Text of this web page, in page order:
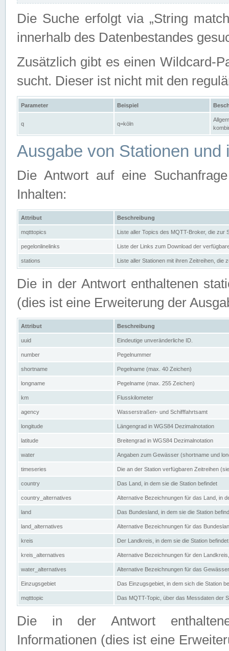
Die Suche erfolgt via „String
innerhalb des Datenbestandes
Zusätzlich gibt es einen Wildcard-
sucht. Dieser ist nicht mit den
Parameter Beispiel
q q=köln
Ausgabe von Stationen und
Die Antwort auf eine
Inhalten:
Attribut Beschreibung
mqtttopics Liste aller Topics des MQTT-Broker, die zur
pegelonlinelinks Liste der Links zum Download der
stations Liste aller Stationen mit ihren Zeitreihen, die
Die in der Antwort enthaltenen
(dies ist eine Erweiterung der
Attribut Beschreibung
uuid Eindeutige unveränderliche ID.
number Pegelnummer
shortname Pegelname (max. 40 Zeichen)
longname Pegelname (max. 255 Zeichen)
km Flusskilometer
agency Wasserstraßen- und Schifffahrtsamt
longitude Längengrad in WGS84 Dezimalnotation
latitude Breitengrad in WGS84 Dezimalnotation
water Angaben zum Gewässer (shortname und
timeseries Die an der Station verfügbaren Zeitreihen
country Das Land, in dem sie die Station befindet
country_alternatives Alternative Bezeichnungen für das Land, in
land Das Bundesland, in dem sie die Station
land_alternatives Alternative Bezeichnungen für das
kreis Der Landkreis, in dem sie die Station befindet
kreis_alternatives Alternative Bezeichnungen für den
water_alternatives Alternative Bezeichnungen für das
Einzugsgebiet Das Einzugsgebiet, in dem sich die Station
mqtttopic Das MQTT-Topic, über das Messdaten der
Die in der Antwort
Informationen (dies ist eine